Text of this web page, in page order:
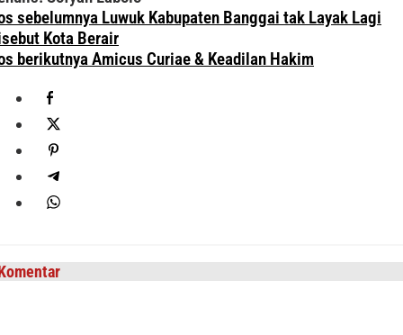
sebelumnya Luwuk Kabupaten Banggai tak Layak Lagi
Kota Berair
berikutnyaAmicus Curiae & Keadilan Hakim